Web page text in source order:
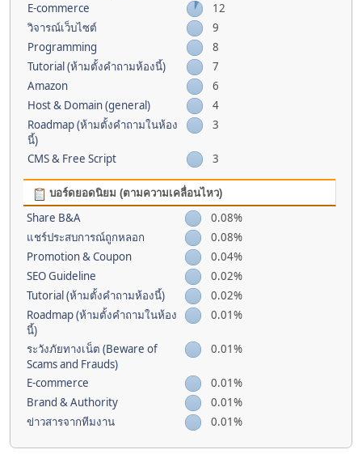
E-commerce
12
วิจารณ์เว็บไซต์
9
Programming
8
Tutorial (ห้ามตั้งคำถามห้องนี้)
7
Amazon
6
Host & Domain (general)
4
Roadmap (ห้ามตั้งคำถามในห้อง
นี้)
3
CMS & Free Script 3
บอร์ดยอดนิยม (ตามความเคลื่อนไหว)
Share B&A
0.08%
แชร์ประสบการณ์ถูกหลอก
0.08%
Promotion & Coupon
0.04%
SEO Guideline
0.02%
Tutorial (ห้ามตั้งคำถามห้องนี้)
0.02%
Roadmap (ห้ามตั้งคำถามในห้อง
นี้)
0.01%
ระวังภัยทางเน็ต (Beware of
Scams and Frauds)
0.01%
E-commerce
0.01%
Brand & Authority
0.01%
ข่าวสารจากทีมงาน
0.01%